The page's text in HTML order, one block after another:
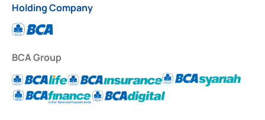
Holding Company
BCA Group